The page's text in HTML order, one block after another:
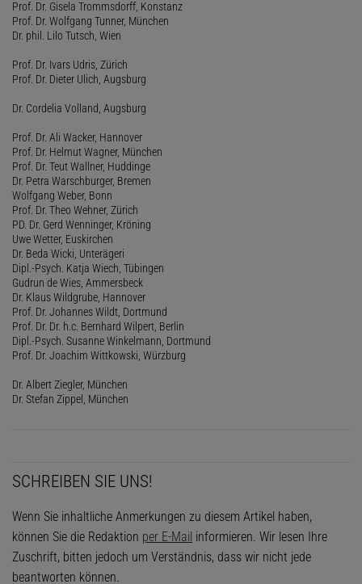
Prof. Dr. Gisela Trommsdorff, Konstanz
Prof. Dr. Wolfgang Tunner, München
Dr. phil. Lilo Tutsch, Wien
Prof. Dr. Ivars Udris, Zürich
Prof. Dr. Dieter Ulich, Augsburg
Dr. Cordelia Volland, Augsburg
Prof. Dr. Ali Wacker, Hannover
Prof. Dr. Helmut Wagner, München
Prof. Dr. Teut Wallner, Huddinge
Dr. Petra Warschburger, Bremen
Wolfgang Weber, Bonn
Prof. Dr. Theo Wehner, Zürich
PD. Dr. Gerd Wenninger, Kröning
Uwe Wetter, Euskirchen
Dr. Beda Wicki, Unterägeri
Dipl.-Psych. Katja Wiech, Tübingen
Gudrun de Wies, Ammersbeck
Dr. Klaus Wildgrube, Hannover
Prof. Dr. Johannes Wildt, Dortmund
Prof. Dr. Dr. h.c. Bernhard Wilpert, Berlin
Dipl.-Psych. Susanne Winkelmann, Dortmund
Prof. Dr. Joachim Wittkowski, Würzburg
Dr. Albert Ziegler, München
Dr. Stefan Zippel, München
SCHREIBEN SIE UNS!
Wenn Sie inhaltliche Anmerkungen zu diesem Artikel haben,
können Sie die Redaktion per E-Mail informieren. Wir lesen Ihre
Zuschrift, bitten jedoch um Verständnis, dass wir nicht jede
beantworten können.